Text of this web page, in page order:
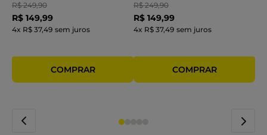
R$ 249,90
R$ 149,99
4x R$ 37,49 sem juros
R$ 249,90
R$ 149,99
4x R$ 37,49 sem juros